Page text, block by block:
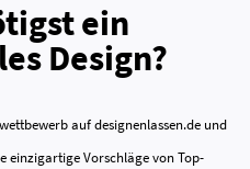
ein
Design?
auf designenlassen.de und
einzigartige Vorschläge von Top-